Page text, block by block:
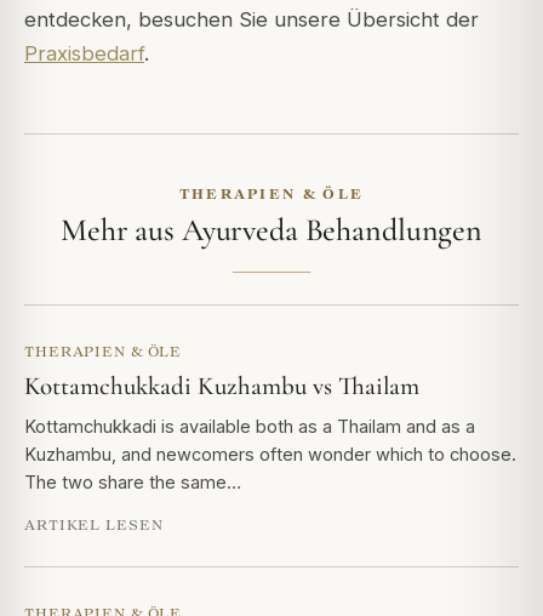
entdecken, besuchen Sie unsere Übersicht der
Praxisbedarf.
THERAPIEN & ÖLE
Mehr aus Ayurveda Behandlungen
THERAPIEN & ÖLE
Kottamchukkadi Kuzhambu vs Thailam
Kottamchukkadi is available both as a Thailam and as a
Kuzhambu, and newcomers often wonder which to choose.
The two share the same…
ARTIKEL LESEN